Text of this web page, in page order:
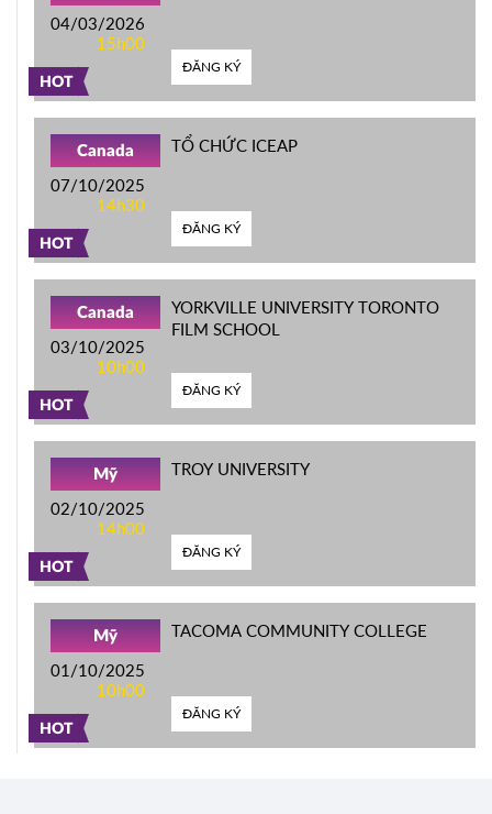
HOT
04/03/2026
15h00
ĐĂNG KÝ
HOT
Canada
07/10/2025
14h30
TỔ CHỨC ICEAP
ĐĂNG KÝ
HOT
Canada
03/10/2025
10h00
YORKVILLE UNIVERSITY TORONTO
FILM SCHOOL
ĐĂNG KÝ
HOT
Mỹ
02/10/2025
14h00
TROY UNIVERSITY
ĐĂNG KÝ
HOT
Mỹ
01/10/2025
10h00
TACOMA COMMUNITY COLLEGE
ĐĂNG KÝ